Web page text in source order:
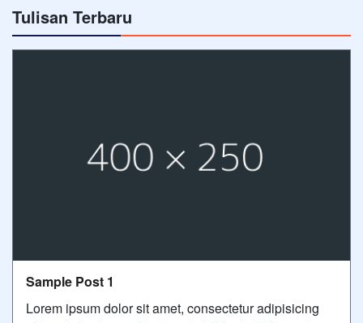
Tulisan Terbaru
Sample Post 1
Lorem ipsum dolor sit amet, consectetur adipisicing